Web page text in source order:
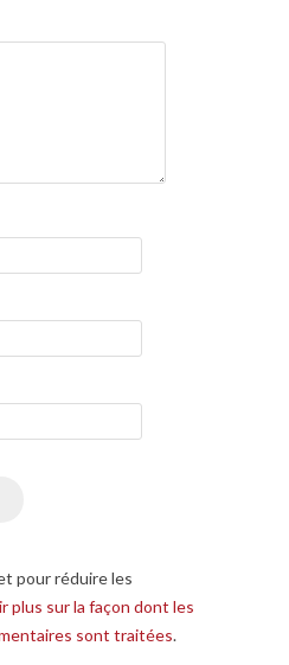
pour réduire les
plus sur la façon dont les
sont traitées.